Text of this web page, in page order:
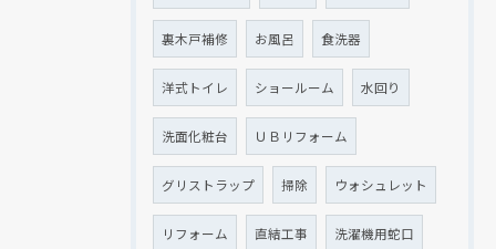
裏木戸補修 お風呂 食洗器
洋式トイレ ショールーム 水回り
洗面化粧台 ＵＢリフォーム
グリストラップ 掃除 ウォシュレット
リフォーム 直結工事 洗濯機用蛇口